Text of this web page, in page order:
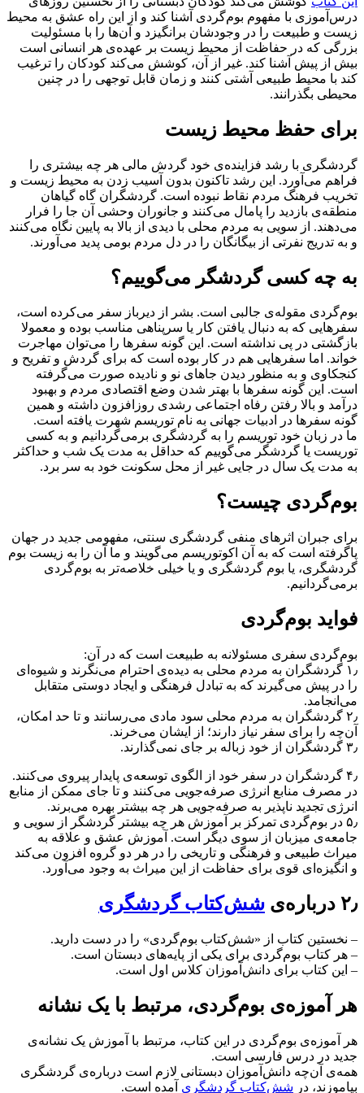
درس‌آموزی با مفهوم بوم‌گردی آشنا کند و از این راه عشق به محیط
زیست و طبیعت را در وجودشان برانگیزد و آن‌ها را با مسئولیت
بزرگی که در حفاظت از محیط زیست بر عهده‌ی هر انسانی است
بیش از پیش آشنا کند. غیر از آن، کوشش می‌کند کودکان را ترغیب
کند با محیط طبیعی آشتی کنند و زمان قابل توجهی را در چنین
محیطی بگذرانند.
برای حفظ محیط زیست
گردشگری با رشد فزاینده‌ی خود گردش مالی هر چه بیشتری را
فراهم می‌آورد. این رشد تاکنون بدون آسیب زدن به محیط زیست و
تخریب فرهنگ مردم نقاط نبوده است. گردشگران گاه گیاهان
منطقه‌ی بازدید را پامال می‌کنند و جانوران وحشی آن جا را فرار
می‌دهند. از سویی به مردم محلی با دیدی از بالا به پایین نگاه می‌کنند
و به تدریج نفرتی از بیگانگان را در دل مردم بومی پدید می‌آورند.
به چه کسی گردشگر می‌گوییم؟
بوم‌گردی مقوله‌ی جالبی است. بشر از دیرباز سفر می‌کرده است،
سفرهایی که به دنبال یافتن کار یا سرپناهی مناسب بوده و معمولا
بازگشتی در پی نداشته است. این ‌گونه سفرها را می‌توان مهاجرت
خواند. اما سفرهایی هم در کار بوده است که برای گردش و تفریح و
کنجکاوی و به منظور دیدن جاهای نو و نادیده صورت می‌گرفته
است. این ‌گونه سفرها با بهتر شدن وضع اقتصادی مردم و بهبود
درآمد و بالا رفتن رفاه اجتماعی رشدی روزافزون داشته و همین‌
گونه سفرها در ادبیات جهانی به نام توریسم شهرت یافته است.
ما در زبان خود توریسم را به گردشگری برمی‌گردانیم و به کسی
توریست یا گردشگر می‌گوییم که حداقل به مدت یک شب و حداکثر
به مدت یک سال در جایی غیر از محل سکونت خود به سر برد.
بوم‌گردی چیست؟
برای جبران اثرهای منفی گردشگری سنتی، مفهومی جدید در جهان
پاگرفته است که به آن اکوتوریسم می‌گویند و ما آن را به زیست بوم
گردشگری، یا بوم گردشگری و یا خیلی خلاصه‌تر به بوم‌گردی
برمی‌گردانیم.
فواید بوم‌گردی
بوم‌گردی سفری مسئولانه به طبیعت است که در آن:
۱٫ گردشگران به مردم محلی به دیده‌ی احترام می‌نگرند و شیوه‌ای
را در پیش می‌گیرند که به تبادل فرهنگی و ایجاد دوستی متقابل
می‌انجامد.
۲٫ گردشگران به مردم محلی سود مادی می‌رسانند و تا حد امکان،
آن‌چه را برای سفر نیاز دارند؛ از ایشان می‌خرند.
۳٫ گردشگران از خود زباله بر جای نمی‌گذارند.
۴٫ گردشگران در سفر خود از الگوی توسعه‌ی پایدار پیروی می‌کنند.
در مصرف منابع انرژی صرفه‌جویی می‌کنند و تا جای ممکن از منابع
انرژی تجدید ناپذیر به صرفه‌جویی هر چه بیشتر بهره می‌برند.
۵٫ در بوم‌گردی تمرکز بر آموزش هر چه بیشتر گردشگر از سویی و
جامعه‌ی میزبان از سوی دیگر است. آموزش عشق و علاقه به
میراث طبیعی و فرهنگی و تاریخی را در هر دو گروه افزون می‌کند
و انگیزه‌ای قوی برای حفاظت از این میراث به وجود می‌آورد.
۲٫ درباره‌ی شش‌کتاب گردشگری
– نخستین کتاب از «شش‌کتاب بوم‌گردی» را در دست دارید.
– هر کتاب بوم‌گردی برای یکی از پایه‌های دبستان است.
– این کتاب برای دانش‌آموزان کلاس اول است.
هر آموزه‌ی بوم‌گردی، مرتبط با یک نشانه‌
هر آموزه‌ی بوم‌گردی در این کتاب، مرتبط با آموزش یک نشانه‌ی
جدید در درس فارسی است.
همه‌ی آن‌چه دانش‌آموزان دبستانی لازم است درباره‌ی گردشگری
بیاموزند، در شش‌کتاب گردشگری آمده است.